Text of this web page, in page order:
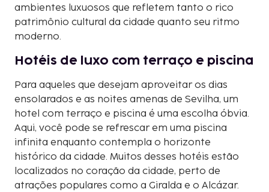
ambientes luxuosos que refletem tanto o rico
patrimônio cultural da cidade quanto seu ritmo
moderno.
Hotéis de luxo com terraço e piscina
Para aqueles que desejam aproveitar os dias
ensolarados e as noites amenas de Sevilha, um
hotel com terraço e piscina é uma escolha óbvia.
Aqui, você pode se refrescar em uma piscina
infinita enquanto contempla o horizonte
histórico da cidade. Muitos desses hotéis estão
localizados no coração da cidade, perto de
atrações populares como a Giralda e o Alcázar.